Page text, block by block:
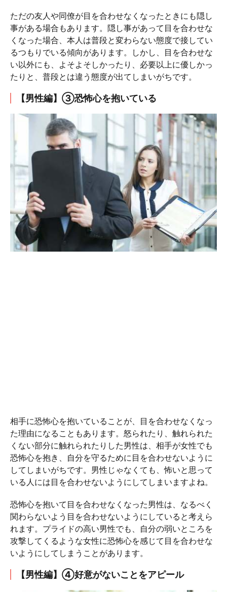
ただの友人や同僚が目を合わせなくなったときにも隠し
事がある場合もあります。隠し事があって目を合わせな
くなった場合、本人は普段と変わらない態度で接してい
るつもりでいる傾向があります。しかし、目を合わせな
い以外にも、よそよそしかったり、必要以上に優しかっ
たりと、普段とは違う態度が出てしまいがちです。
【男性編】③恐怖心を抱いている
相手に恐怖心を抱いていることが、目を合わせなくなっ
た理由になることもあります。怒られたり、触れられた
くない部分に触れられたりした男性は、相手が女性でも
恐怖心を抱き、自分を守るために目を合わせないように
してしまいがちです。男性じゃなくても、怖いと思って
いる人には目を合わせないようにしてしまいますよね。
恐怖心を抱いて目を合わせなくなった男性は、なるべく
関わらないよう目を合わせないようにしていると考えら
れます。プライドの高い男性でも、自分の弱いところを
攻撃してくるような女性に恐怖心を感じて目を合わせな
いようにしてしまうことがあります。
【男性編】④好意がないことをアピール